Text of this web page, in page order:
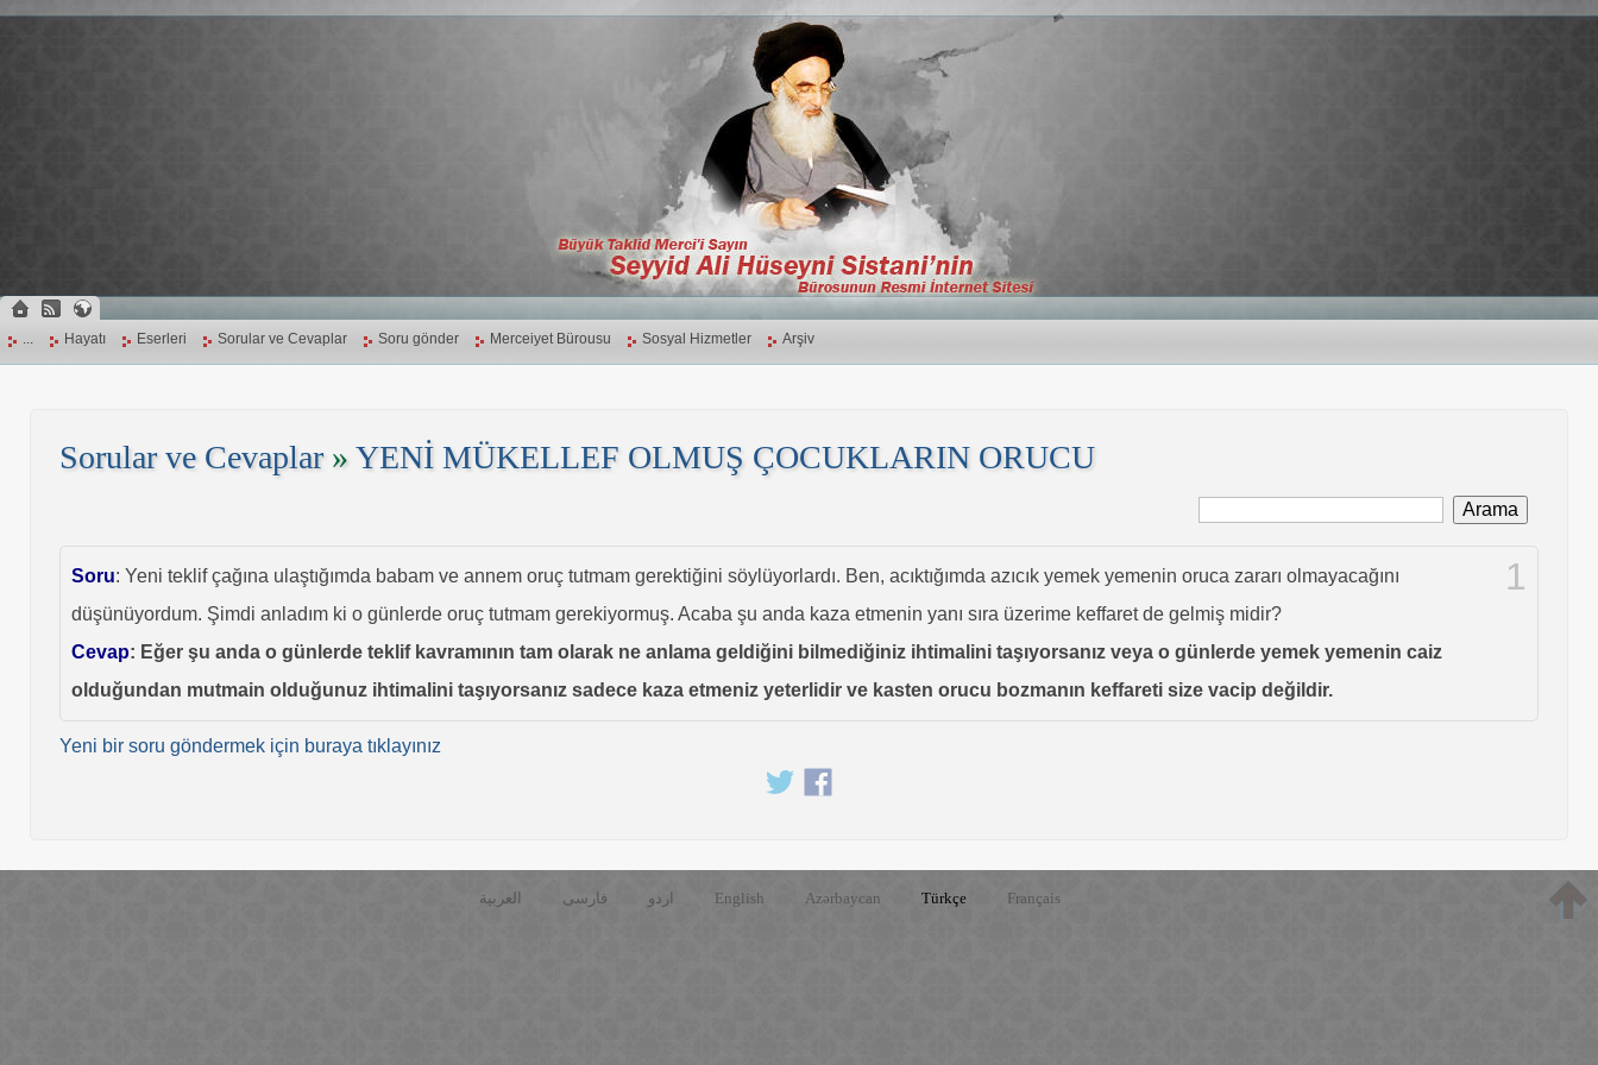
... Hayatı Eserleri Sorular ve Cevaplar Soru gönder Merceiyet Bürousu Sosyal Hizmetler Arşiv
Sorular ve Cevaplar» YENİ MÜKELLEF OLMUŞ ÇOCUKLARIN ORUCU
Arama
1
Soru: Yeni teklif çağına ulaştığımda babam ve annem oruç tutmam gerektiğini söylüyorlardı. Ben, acıktığımda azıcık yemek yemenin oruca zararı olmayacağını
düşünüyordum. Şimdi anladım ki o günlerde oruç tutmam gerekiyormuş. Acaba şu anda kaza etmenin yanı sıra üzerime keffaret de gelmiş midir?
Cevap: Eğer şu anda o günlerde teklif kavramının tam olarak ne anlama geldiğini bilmediğiniz ihtimalini taşıyorsanız veya o günlerde yemek yemenin caiz
olduğundan mutmain olduğunuz ihtimalini taşıyorsanız sadece kaza etmeniz yeterlidir ve kasten orucu bozmanın keffareti size vacip değildir.
Yeni bir soru göndermek için buraya tıklayınız
العربية فارسی اردو English Azərbaycan Türkçe Français